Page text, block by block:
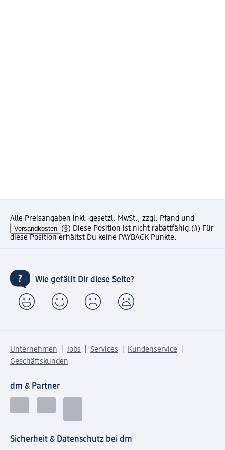
Alle Preisangaben inkl. gesetzl. MwSt., zzgl. Pfand und
Versandkosten (§) Diese Position ist nicht rabattfähig.(#) Für
diese Position erhältst Du keine PAYBACK Punkte.
Wie gefällt Dir diese Seite?
Unternehmen Jobs Services
Kundenservice
Geschäftskunden
dm & Partner
Sicherheit & Datenschutz bei dm